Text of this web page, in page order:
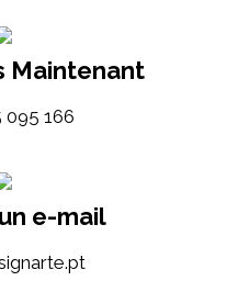
Maintenant
095 166
e-mail